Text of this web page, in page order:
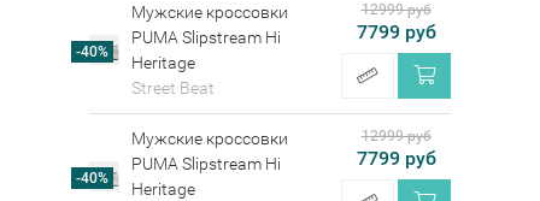
-40%
Мужские кроссовки
PUMA Slipstream Hi
Heritage
Street Beat
12999 руб
7799 руб
-40%
Мужские кроссовки
PUMA Slipstream Hi
Heritage
12999 руб
7799 руб